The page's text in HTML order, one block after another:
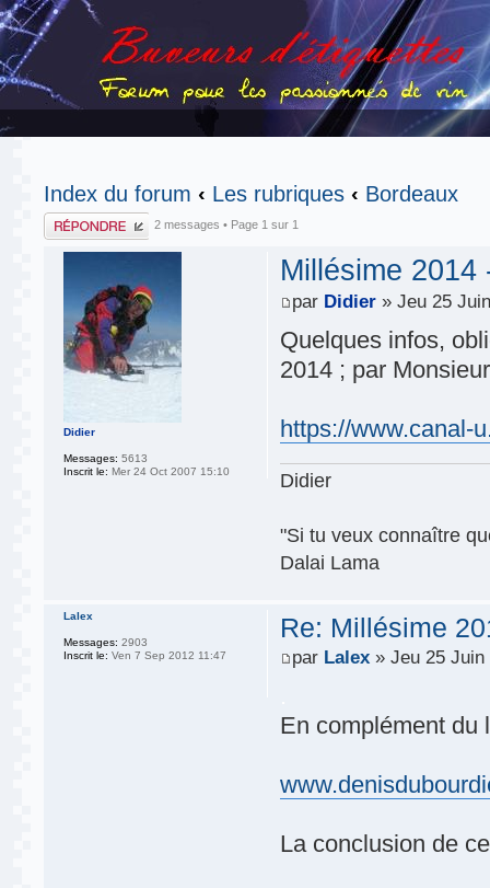
Index du forum ‹ Les rubriques ‹ Bordeaux
Publier une
réponse
2 messages • Page 1 sur 1
Millésime
par Didier » Jeu 25
Quelques infos,
2014 ; par
https://www.canal-
Didier
"Si tu veux connaître
Dalai Lama
Didier
Messages: 5613
Inscrit le: Mer 24 Oct 2007 15:10
Re: Millésime
par Lalex » Jeu 25 Juin
En complément du
La conclusion de
Lalex
Messages: 2903
Inscrit le: Ven 7 Sep 2012 11:47